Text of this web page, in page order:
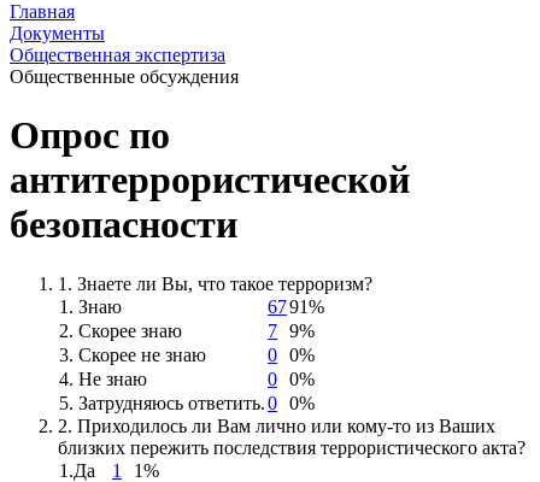
Главная
Документы
Общественная экспертиза
Общественные обсуждения
Опрос по
антитеррористической
безопасности
1. Знаете ли Вы, что такое терроризм?
1. Знаю
6791%
2. Скорее знаю
7 9%
3. Скорее не знаю
0 0%
4. Не знаю
0 0%
5. Затрудняюсь ответить.0 0%
2. Приходилось ли Вам лично или кому-то из Ваших
близких пережить последствия террористического акта?
1.Да
1
1%